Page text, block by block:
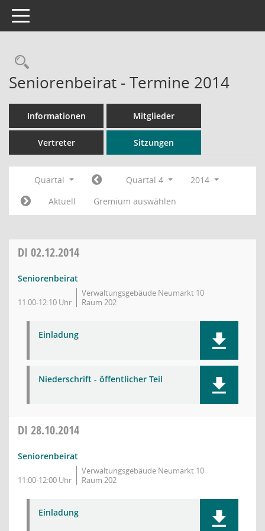
Toggle navigation
Rechercheauswahl
Seniorenbeirat - Termine 2014
Informationen Mitglieder
Vertreter Sitzungen
Quartal Quartal 4
2014
Aktuell
Gremium auswählen
DI 02.12.2014
Seniorenbeirat
11:00-12:10 Uhr
Verwaltungsgebäude Neumarkt 10
Raum 202
Einladung
Niederschrift - öffentlicher Teil
DI 28.10.2014
Seniorenbeirat
11:00-12:00 Uhr
Verwaltungsgebäude Neumarkt 10
Raum 202
Einladung